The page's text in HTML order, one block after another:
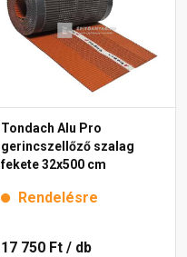
Tondach Alu Pro
gerincszellőző szalag
fekete 32x500 cm
Rendelésre
17 750 Ft / db